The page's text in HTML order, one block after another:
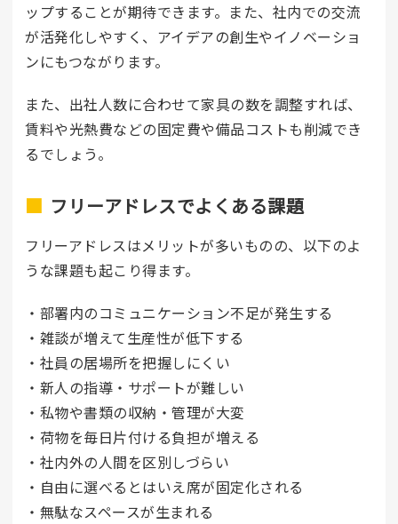
ップすることが期待できます。また、社内での交流
が活発化しやすく、アイデアの創生やイノベーショ
ンにもつながります。
また、出社人数に合わせて家具の数を調整すれば、
賃料や光熱費などの固定費や備品コストも削減でき
るでしょう。
フリーアドレスでよくある課題
フリーアドレスはメリットが多いものの、以下のよ
うな課題も起こり得ます。
・部署内のコミュニケーション不足が発生する
・雑談が増えて生産性が低下する
・社員の居場所を把握しにくい
・新人の指導・サポートが難しい
・私物や書類の収納・管理が大変
・荷物を毎日片付ける負担が増える
・社内外の人間を区別しづらい
・自由に選べるとはいえ席が固定化される
・無駄なスペースが生まれる